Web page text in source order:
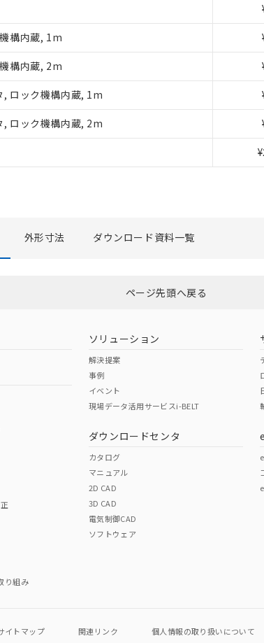
構内蔵, 1m
構内蔵, 2m
, ロック機構内蔵, 1m
, ロック機構内蔵, 2m
外形寸法 ダウンロード資料一覧
ページ先頭へ戻る
り組み
ソリューション
解決提案
事例
イベント
現場データ活用サービスi-BELT
ダウンロードセンタ
カタログ
マニュアル
2D CAD
3D CAD
電気制御CAD
ソフトウェア
イトマップ 関連リンク 個人情報の取り扱いについて
上の在庫あり
(最新の在庫状況については、お客様のお取引先、また
店・当社販売員にご確認ください)
は、当社制御機器事業取扱商品の当社在庫状況および標
事業取扱商品の中には、本サービスの対象外となる商品
び標準価格照会結果は、記載している更新日時点での
覧された時点での実際の在庫および標準価格とは異なる
況および標準価格はお客様のお取引先、またはお客様
ご相談ください。
機器販売店や当社販売拠点は「
」
び標準価格結果を当社の事前の承諾なく第三者に漏洩
用者とは、
"個人情報の共同利用に関して"
します。